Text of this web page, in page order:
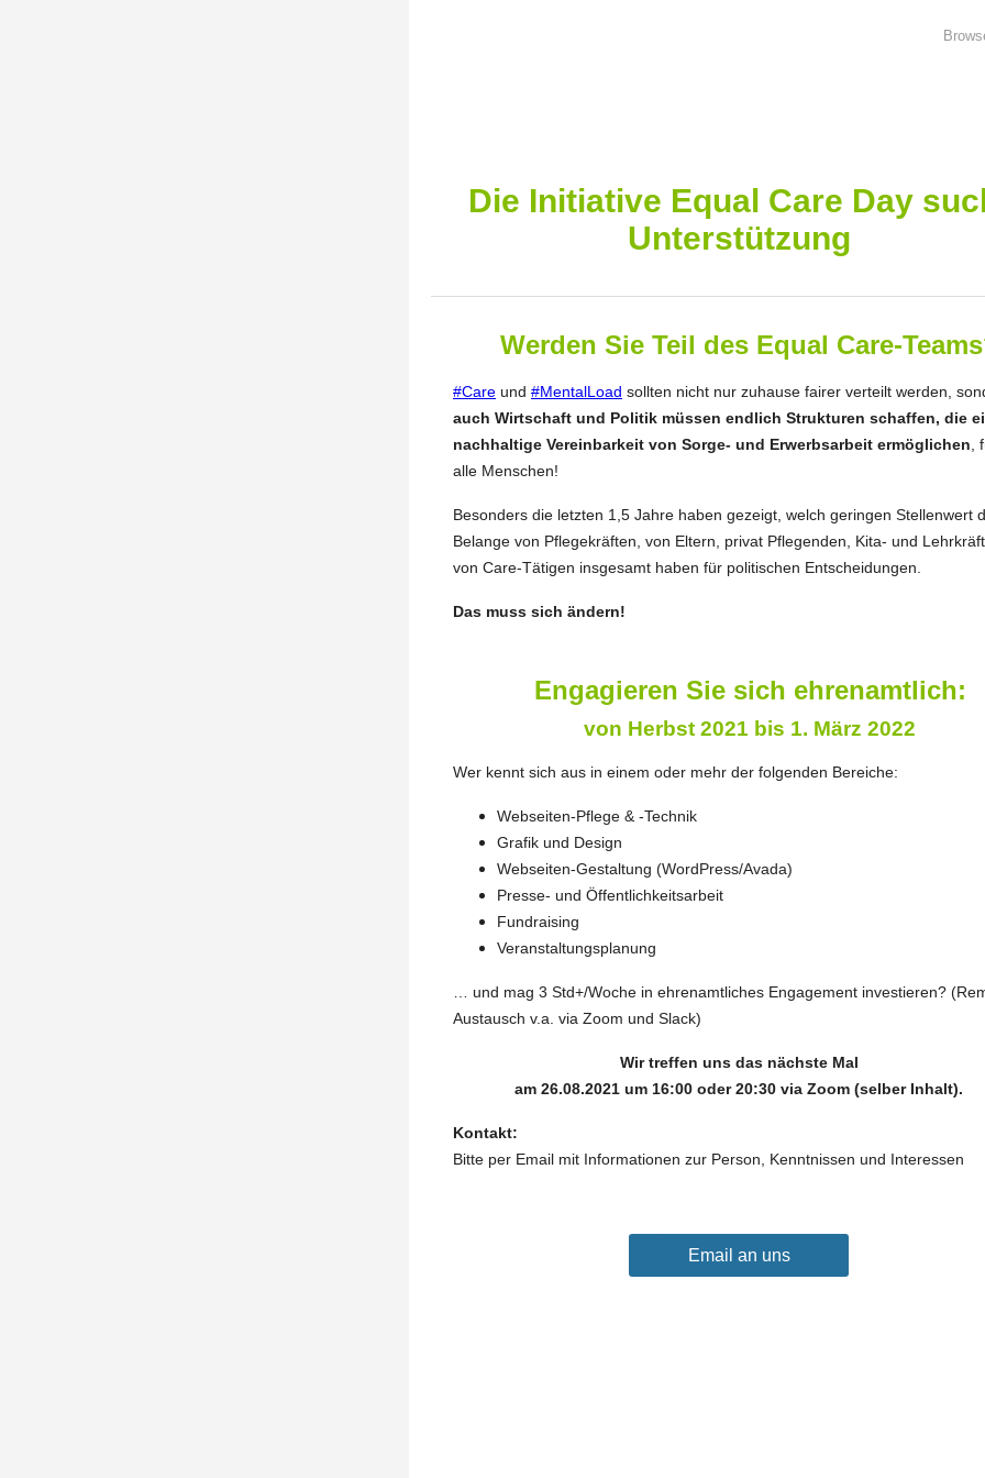
Die Initiative Equal Care Day
Unterstützung
Werden Sie Teil des Equal Care-
#Care und #MentalLoad sollten nicht nur zuhause fairer verteilt werden,
auch Wirtschaft und Politik müssen endlich Strukturen schaffen, die
nachhaltige Vereinbarkeit von Sorge- und Erwerbsarbeit ermöglichen ,
alle Menschen!
Besonders die letzten 1,5 Jahre haben gezeigt, welch geringen Stellenwert
Belange von Pflegekräften, von Eltern, privat Pflegenden, Kita- und
von Care-Tätigen insgesamt haben für politischen Entscheidungen.
Das muss sich ändern!
Engagieren Sie sich ehrenamtlich:
von Herbst 2021 bis 1. März 2022
Wer kennt sich aus in einem oder mehr der folgenden Bereiche:
Webseiten-Pflege & -Technik
Grafik und Design
Webseiten-Gestaltung (WordPress/Avada)
Presse- und Öffentlichkeitsarbeit
Fundraising
Veranstaltungsplanung
… und mag 3 Std+/Woche in ehrenamtliches Engagement investieren?
Austausch v.a. via Zoom und Slack)
Wir treffen uns das nächste Mal
am 26.08.2021 um 16:00 oder 20:30 via Zoom (selber Inhalt).
Kontakt:
Bitte per Email mit Informationen zur Person, Kenntnissen und Interessen
Email an uns